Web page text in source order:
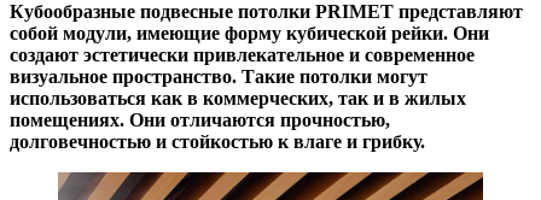
Кубообразные подвесные потолки PRIMET представляют
собой модули, имеющие форму кубической рейки. Они
создают эстетически привлекательное и современное
визуальное пространство. Такие потолки могут
использоваться как в коммерческих, так и в жилых
помещениях. Они отличаются прочностью,
долговечностью и стойкостью к влаге и грибку.